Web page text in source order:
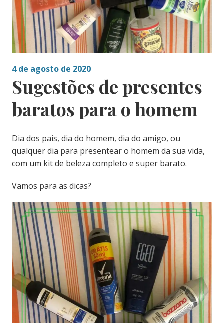
4 de agosto de 2020
Sugestões de presentes
baratos para o homem
Dia dos pais, dia do homem, dia do amigo, ou
qualquer dia para presentear o homem da sua vida,
com um kit de beleza completo e super barato.
Vamos para as dicas?